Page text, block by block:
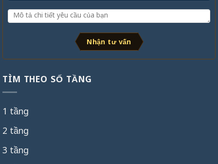
Nhận tư vấn
TÌM THEO SỐ TẦNG
1 tầng
2 tầng
3 tầng